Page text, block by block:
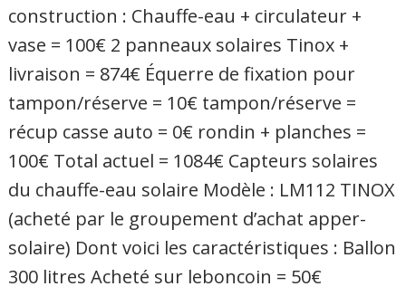
construction : Chauffe-eau + circulateur +
vase = 100€ 2 panneaux solaires Tinox +
livraison = 874€ Équerre de fixation pour
tampon/réserve = 10€ tampon/réserve =
récup casse auto = 0€ rondin + planches =
100€ Total actuel = 1084€ Capteurs solaires
du chauffe-eau solaire Modèle : LM112 TINOX
(acheté par le groupement d’achat apper-
solaire) Dont voici les caractéristiques : Ballon
300 litres Acheté sur leboncoin = 50€